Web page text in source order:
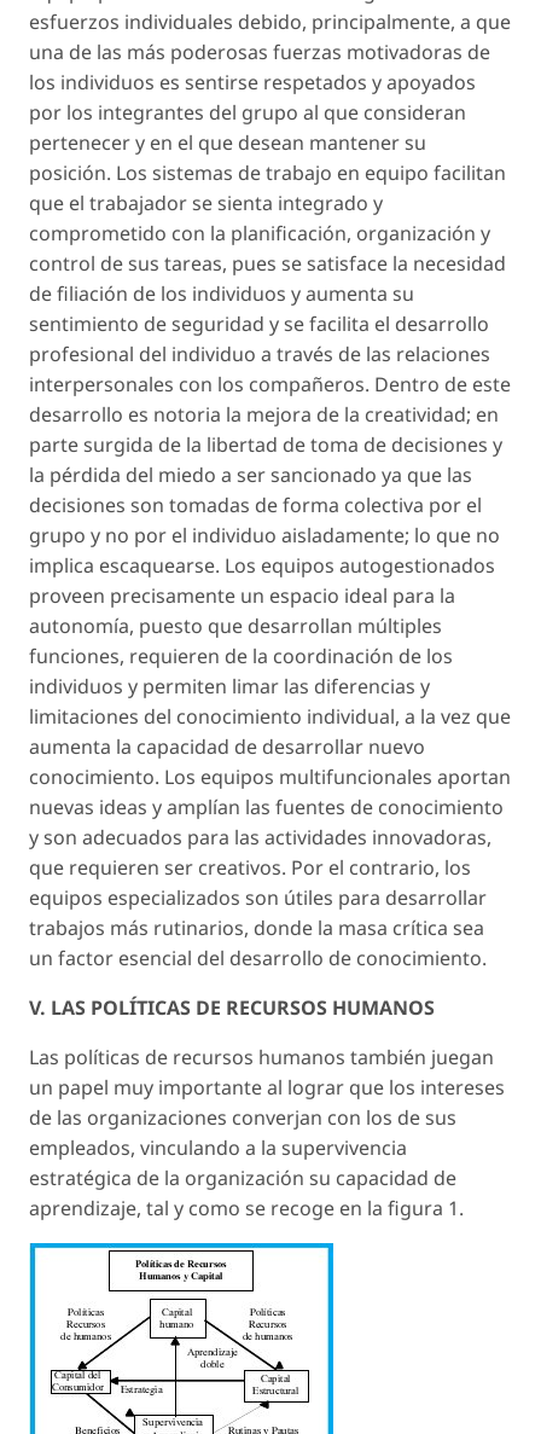
esfuerzos individuales debido, principalmente, a que
una de las más poderosas fuerzas motivadoras de
los individuos es sentirse respetados y apoyados
por los integrantes del grupo al que consideran
pertenecer y en el que desean mantener su
posición. Los sistemas de trabajo en equipo facilitan
que el trabajador se sienta integrado y
comprometido con la planificación, organización y
control de sus tareas, pues se satisface la necesidad
de filiación de los individuos y aumenta su
sentimiento de seguridad y se facilita el desarrollo
profesional del individuo a través de las relaciones
interpersonales con los compañeros. Dentro de este
desarrollo es notoria la mejora de la creatividad; en
parte surgida de la libertad de toma de decisiones y
la pérdida del miedo a ser sancionado ya que las
decisiones son tomadas de forma colectiva por el
grupo y no por el individuo aisladamente; lo que no
implica escaquearse. Los equipos autogestionados
proveen precisamente un espacio ideal para la
autonomía, puesto que desarrollan múltiples
funciones, requieren de la coordinación de los
individuos y permiten limar las diferencias y
limitaciones del conocimiento individual, a la vez que
aumenta la capacidad de desarrollar nuevo
conocimiento. Los equipos multifuncionales aportan
nuevas ideas y amplían las fuentes de conocimiento
y son adecuados para las actividades innovadoras,
que requieren ser creativos. Por el contrario, los
equipos especializados son útiles para desarrollar
trabajos más rutinarios, donde la masa crítica sea
un factor esencial del desarrollo de conocimiento.
V. LAS POLÍTICAS DE RECURSOS HUMANOS
Las políticas de recursos humanos también juegan
un papel muy importante al lograr que los intereses
de las organizaciones converjan con los de sus
empleados, vinculando a la supervivencia
estratégica de la organización su capacidad de
aprendizaje, tal y como se recoge en la figura 1.